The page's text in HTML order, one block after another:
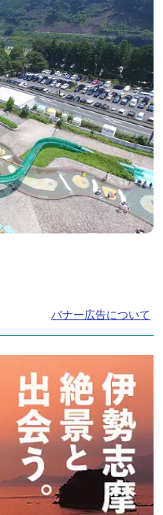
バナー広告について